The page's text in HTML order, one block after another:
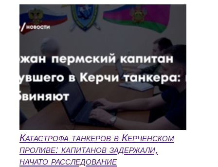
Катастрофа танкеров в Керченском
проливе: капитанов задержали,
начато расследование